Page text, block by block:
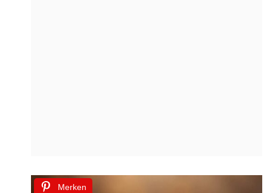
Merken